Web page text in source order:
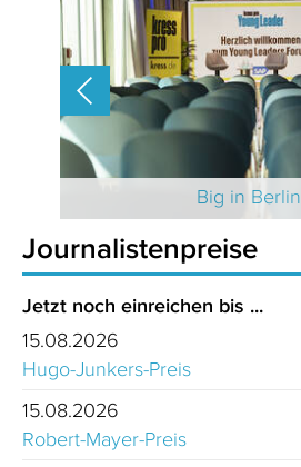
Big in Berlin
Journalistenpreise
Jetzt noch einreichen bis ...
15.08.2026
Hugo-Junkers-Preis
15.08.2026
Robert-Mayer-Preis